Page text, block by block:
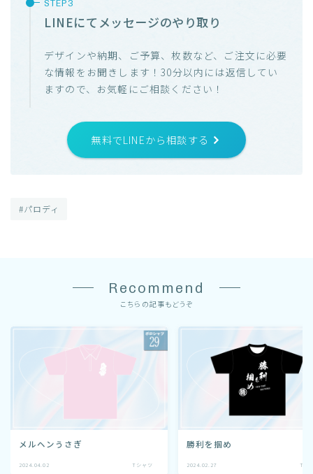
LINEにてメッセージのやり取り
デザインや納期、ご予算、枚数など、ご注文に必要
な情報をお聞きします！30分以内には返信してい
ますので、お気軽にご相談ください！
無料でLINEから相談する
#パロディ
Recommend
こちらの記事もどうぞ
メルヘンうさぎ
2024.04.02 Tシャツ
勝利を掴め
2024.02.27 Tシ